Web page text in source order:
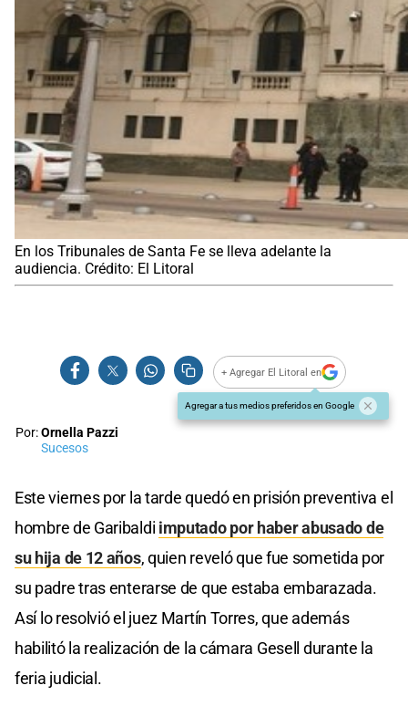
En los Tribunales de Santa Fe se lleva adelante la
audiencia. Crédito: El Litoral
+ Agregar El Litoral en
Agregar a tus medios preferidos en Google
Por:Ornella Pazzi
Sucesos
Este viernes por la tarde quedó en prisión preventiva el
hombre de Garibaldi imputado por haber abusado de
su hija de 12 años, quien reveló que fue sometida por
su padre tras enterarse de que estaba embarazada.
Así lo resolvió el juez Martín Torres, que además
habilitó la realización de la cámara Gesell durante la
feria judicial.